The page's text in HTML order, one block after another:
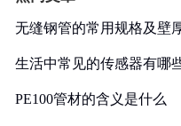
无缝钢管的常用规格及壁
生活中常见的传感器有哪
PE100管材的含义是什么